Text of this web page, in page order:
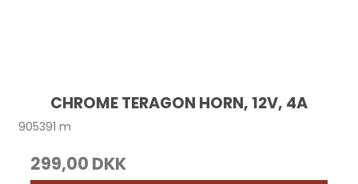
CHROME TERAGON HORN, 12V, 4A
905391 m
299,00 DKK